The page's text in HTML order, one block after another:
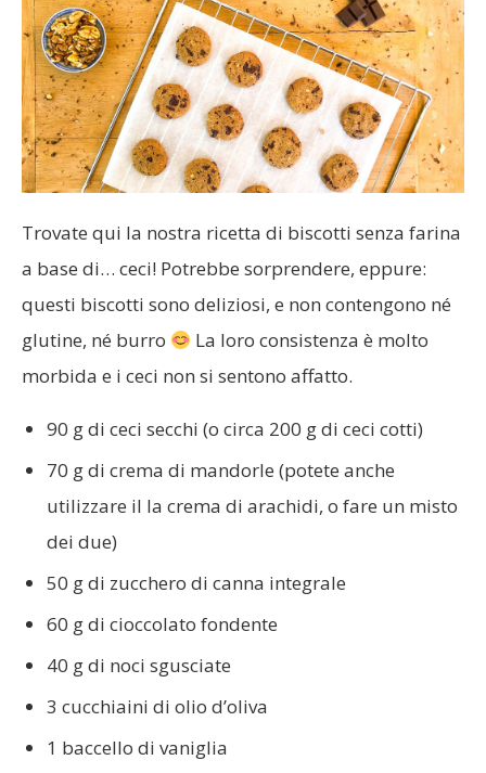
Trovate qui la nostra ricetta di biscotti senza farina
a base di… ceci! Potrebbe sorprendere, eppure:
questi biscotti sono deliziosi, e non contengono né
glutine, né burro
La loro consistenza è molto
morbida e i ceci non si sentono affatto.
90 g di ceci secchi (o circa 200 g di ceci cotti)
70 g di crema di mandorle (potete anche
utilizzare il la crema di arachidi, o fare un misto
dei due)
50 g di zucchero di canna integrale
60 g di cioccolato fondente
40 g di noci sgusciate
3 cucchiaini di olio d’oliva
1 baccello di vaniglia